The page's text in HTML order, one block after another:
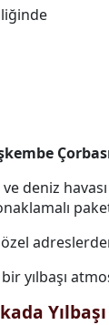
ve deniz
özel
yılbaşı